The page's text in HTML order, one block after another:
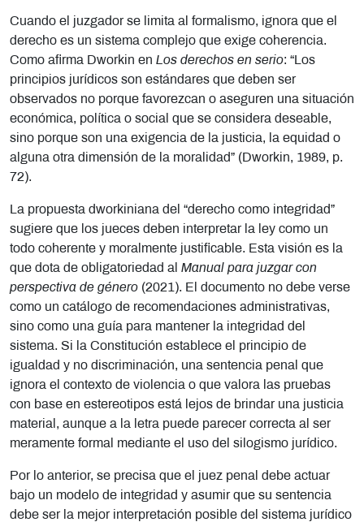
Cuando el juzgador se limita al formalismo, ignora que el
derecho es un sistema complejo que exige coherencia.
Como afirma Dworkin en Los derechos en serio: “Los
principios jurídicos son estándares que deben ser
observados no porque favorezcan o aseguren una situación
económica, política o social que se considera deseable,
sino porque son una exigencia de la justicia, la equidad o
alguna otra dimensión de la moralidad” (Dworkin, 1989, p.
72).
La propuesta dworkiniana del “derecho como integridad”
sugiere que los jueces deben interpretar la ley como un
todo coherente y moralmente justificable. Esta visión es la
que dota de obligatoriedad al Manual para juzgar con
perspectiva de género (2021). El documento no debe verse
como un catálogo de recomendaciones administrativas,
sino como una guía para mantener la integridad del
sistema. Si la Constitución establece el principio de
igualdad y no discriminación, una sentencia penal que
ignora el contexto de violencia o que valora las pruebas
con base en estereotipos está lejos de brindar una justicia
material, aunque a la letra puede parecer correcta al ser
meramente formal mediante el uso del silogismo jurídico.
Por lo anterior, se precisa que el juez penal debe actuar
bajo un modelo de integridad y asumir que su sentencia
debe ser la mejor interpretación posible del sistema jurídico